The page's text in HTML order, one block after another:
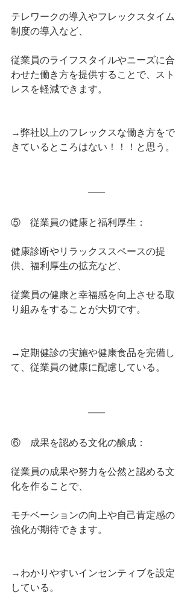
テレワークの導入やフレックスタイム
制度の導入など、
従業員のライフスタイルやニーズに合
わせた働き方を提供することで、スト
レスを軽減できます。
→弊社以上のフレックスな働き方をで
きているところはない！！！と思う。
⑤    従業員の健康と福利厚生：
健康診断やリラックススペースの提
供、福利厚生の拡充など、
従業員の健康と幸福感を向上させる取
り組みをすることが大切です。
→定期健診の実施や健康食品を完備し
て、従業員の健康に配慮している。
⑥    成果を認める文化の醸成：
従業員の成果や努力を公然と認める文
化を作ることで、
モチベーションの向上や自己肯定感の
強化が期待できます。
→わかりやすいインセンティブを設定
している。